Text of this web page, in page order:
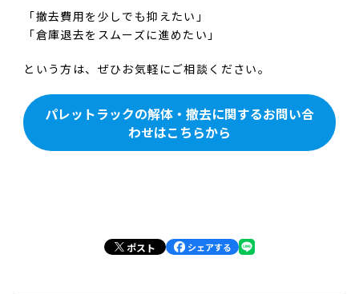
「撤去費用を少しでも抑えたい」
「倉庫退去をスムーズに進めたい」
という方は、ぜひお気軽にご相談ください。
パレットラックの解体・撤去に関するお問い合
わせはこちらから
ポスト シェアする